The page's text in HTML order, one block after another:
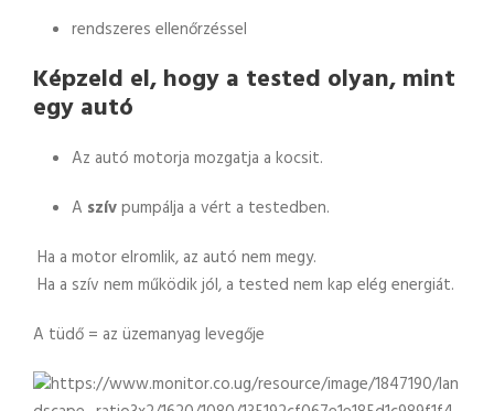
rendszeres ellenőrzéssel
Képzeld el, hogy a tested olyan, mint
egy autó
Az autó motorja mozgatja a kocsit.
A szívpumpálja a vért a testedben.
Ha a motor elromlik, az autó nem megy.
Ha a szív nem működik jól, a tested nem kap elég energiát.
A tüdő = az üzemanyag levegője